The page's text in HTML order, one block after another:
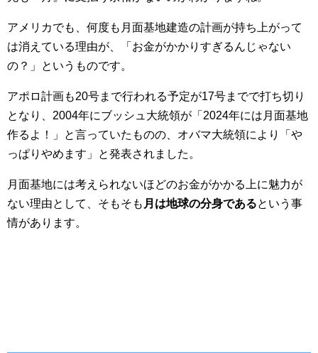
アメリカでも、何度も月面基地建造の計画が持ち上がって
は消えている理由が、「お金がかかりすぎるんじゃない
の？」というものです。
アポロ計画も20号まで行われる予定が17号までで打ち切り
となり、2004年にブッシュ大統領が「2024年には月面基地
作るよ！」と言っていたものの、オバマ大統領により「や
っぱりやめます」と発表されました。
月面基地には考えられないほどのお金がかかる上に魅力が
ない理由として、そもそも 月は地球の分身であるという事
情があります。